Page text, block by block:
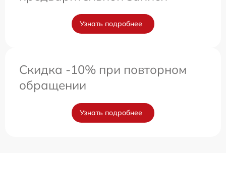
Узнать подробнее
Скидка -10% при повторном
обращении
Узнать подробнее